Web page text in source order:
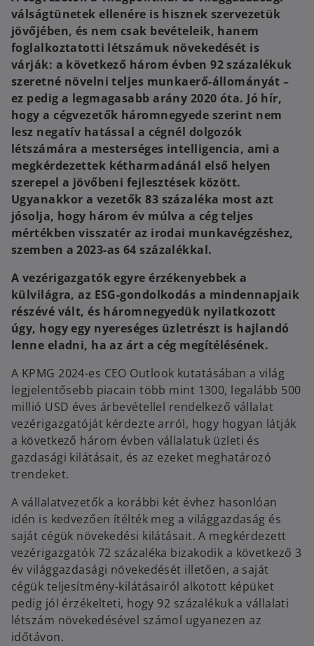
b
a
b
válságtünetek ellenére is hisznek szervezetük
jövőjében, és nem csak bevételeik, hanem
foglalkoztatotti létszámuk növekedését is
várják: a következő három évben 92 százalékuk
szeretné növelni teljes munkaerő-állományát –
ez pedig a legmagasabb arány 2020 óta. Jó hír,
hogy a cégvezetők háromnegyede szerint nem
lesz negatív hatással a cégnél dolgozók
létszámára a mesterséges intelligencia, ami a
megkérdezettek kétharmadánál első helyen
szerepel a jövőbeni fejlesztések között.
Ugyanakkor a vezetők 83 százaléka most azt
jósolja, hogy három év múlva a cég teljes
mértékben visszatér az irodai munkavégzéshez,
szemben a 2023-as 64 százalékkal.
A vezérigazgatók egyre érzékenyebbek a
külvilágra, az ESG-gondolkodás a mindennapjaik
részévé vált, és háromnegyedük nyilatkozott
úgy, hogy egy nyereséges üzletrészt is hajlandó
lenne eladni, ha az árt a cég megítélésének.
A KPMG 2024-es CEO Outlook kutatásában a világ
legjelentősebb piacain több mint 1300, legalább 500
millió USD éves árbevétellel rendelkező vállalat
vezérigazgatóját kérdezte arról, hogy hogyan látják
a következő három évben vállalatuk üzleti és
gazdasági kilátásait, és az ezeket meghatározó
trendeket.
A vállalatvezetők a korábbi két évhez hasonlóan
idén is kedvezően ítélték meg a világgazdaság és
saját cégük növekedési kilátásait. A megkérdezett
vezérigazgatók 72 százaléka bizakodik a következő 3
év világgazdasági növekedését illetően, a saját
cégük teljesítmény-kilátásairól alkotott képüket
pedig jól érzékelteti, hogy 92 százalékuk a vállalati
létszám növekedésével számol ugyanezen az
időtávon.